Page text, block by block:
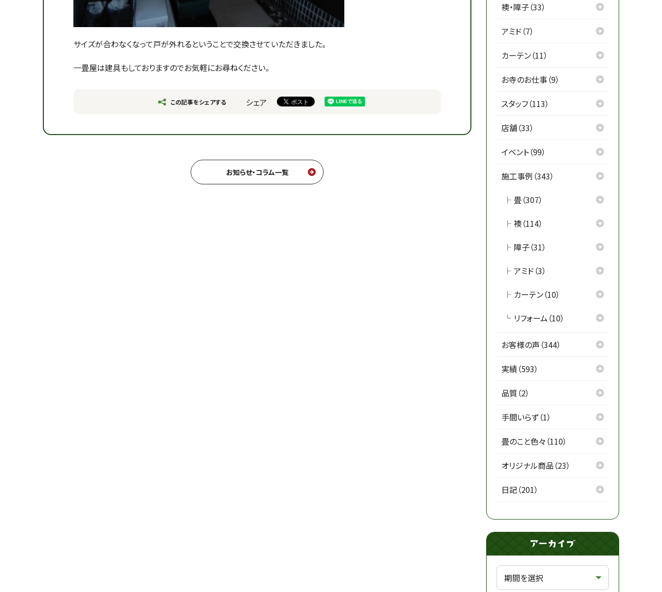
サイズが合わなくなって戸が外れるということで交換させていただきました。
一畳屋は建具もしておりますのでお気軽にお尋ねください。
この記事をシェアする シェア
お知らせ・コラム一覧
襖・障子（33）
アミド（7）
カーテン（11）
お寺のお仕事（9）
スタッフ（113）
店舗（33）
イベント（99）
施工事例（343）
畳（307）
襖（114）
障子（31）
アミド（3）
カーテン（10）
リフォーム（10）
お客様の声（344）
実績（593）
品質（2）
手間いらず（1）
畳のこと色々（110）
オリジナル商品（23）
日記（201）